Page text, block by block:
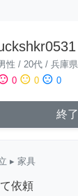
性 / 20代/ 兵庫県
0 sentiment_neutral 0 sentiment_dissatisfied 0
終了
▸ 家具
依頼